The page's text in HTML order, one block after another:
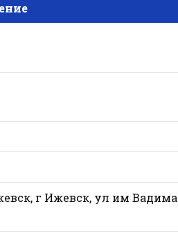
г Ижевск, ул им Вадима